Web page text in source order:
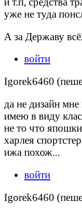
уже не туда
А за Державу
войти
Igorek6460
да не дизайн
имею в виду
не то что
харлея
ижа похож...
войти
Igorek6460